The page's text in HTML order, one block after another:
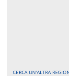
CERCA UN'ALTRA